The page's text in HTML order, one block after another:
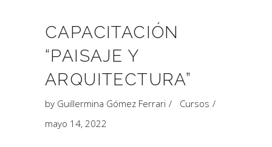
CAPACITACIÓN
“PAISAJE Y
ARQUITECTURA”
by Guillermina Gómez Ferrari
Cursos
mayo 14, 2022